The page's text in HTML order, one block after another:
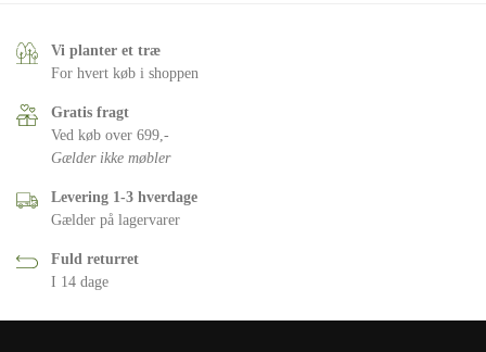
Vi planter et træ
For hvert køb i shoppen
Gratis fragt
Ved køb over 699,-
Gælder ikke møbler
Levering 1-3 hverdage
Gælder på lagervarer
Fuld returret
I 14 dage